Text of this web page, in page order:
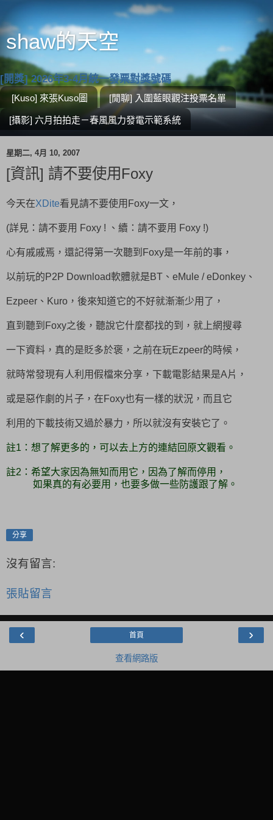
shaw的天空
[開獎] 2026年3-4月統一發票對獎號碼
[Kuso] 來張Kuso圖 [閒聊] 入圍藍眼觀注投票名單
[攝影] 六月拍拍走－春風風力發電示範系統
星期二, 4月 10, 2007
[資訊] 請不要使用Foxy
今天在XDite看見請不要使用Foxy一文，
(詳見： 請不要用 Foxy ! 、 續：請不要用 Foxy !)
心有戚戚焉，還記得第一次聽到Foxy是一年前的事，
以前玩的P2P Download軟體就是BT、eMule / eDonkey、
Ezpeer、Kuro，後來知道它的不好就漸漸少用了，
直到聽到Foxy之後，聽說它什麼都找的到，就上網搜尋
一下資料，真的是貶多於褒，之前在玩Ezpeer的時候，
就時常發現有人利用假檔來分享，下載電影結果是A片，
或是惡作劇的片子，在Foxy也有一樣的狀況，而且它
利用的下載技術又過於暴力，所以就沒有安裝它了。
註1：想了解更多的，可以去上方的連結回原文觀看。
註2：希望大家因為無知而用它，因為了解而停用，
如果真的有必要用，也要多做一些防護跟了解。
分享
沒有留言:
張貼留言
‹ ›
首頁
查看網路版